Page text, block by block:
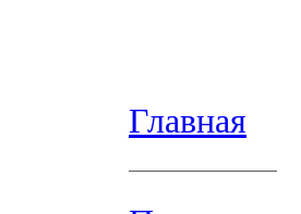
Главная